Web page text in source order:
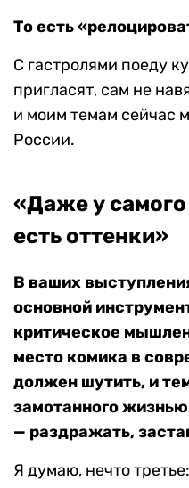
То есть
С гастролями поеду
пригласят, сам не
и моим темам сейчас
России.
«Даже у самого
есть оттенки»
В ваших
основной
критическое
место комика в
должен шутить, и
замотанного
— раздражать,
Я думаю, нечто